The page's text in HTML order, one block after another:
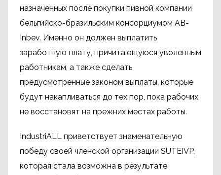
назначенных после покупки пивной компании
бельгийско-бразильским консорциумом AB-
Inbev. Именно он должен выплатить
заработную плату, причитающуюся уволенным
работникам, а также сделать
предусмотренные законом выплаты, которые
будут накапливаться до тех пор, пока рабочих
не восстановят на прежних местах работы.
IndustriALL приветствует знаменательную
победу своей членской организации SUTEIVP,
которая стала возможна в результате